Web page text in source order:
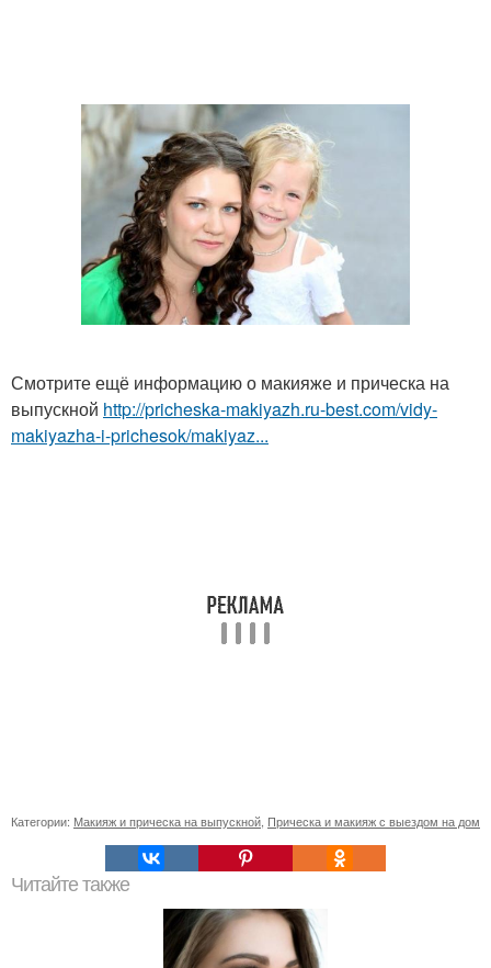
Смотрите ещё информацию о макияже и прическа на
выпускной http://pricheska-makiyazh.ru-best.com/vidy-
makiyazha-i-prichesok/makiyaz...
Категории: Макияж и прическа на выпускной Прическа и макияж с выездом на дом
Читайте также